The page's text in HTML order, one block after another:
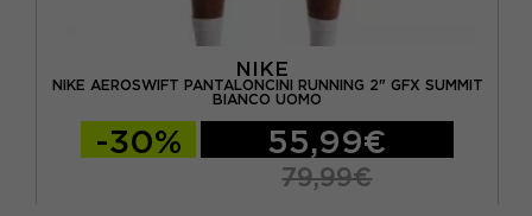
NIKE
NIKE AEROSWIFT PANTALONCINI RUNNING 2" GFX SUMMIT
BIANCO UOMO
-30% 55,99€
79,99€